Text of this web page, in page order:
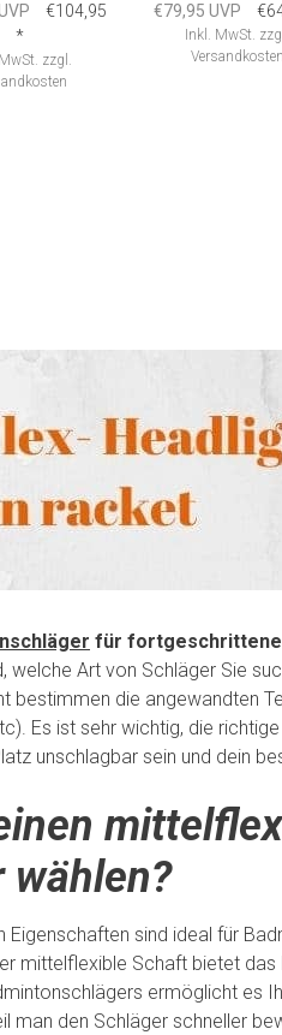
€104,95
*
zzgl.
€79,95 UVP
Inkl. MwSt.
Versandkosten
für fortgeschrittene
welche Art von Schläger Sie
bestimmen die angewandten
Es ist sehr wichtig, die
unschlagbar sein und dein
sind ideal für
mittelflexible Schaft bietet
ermöglicht es
man den Schläger schneller